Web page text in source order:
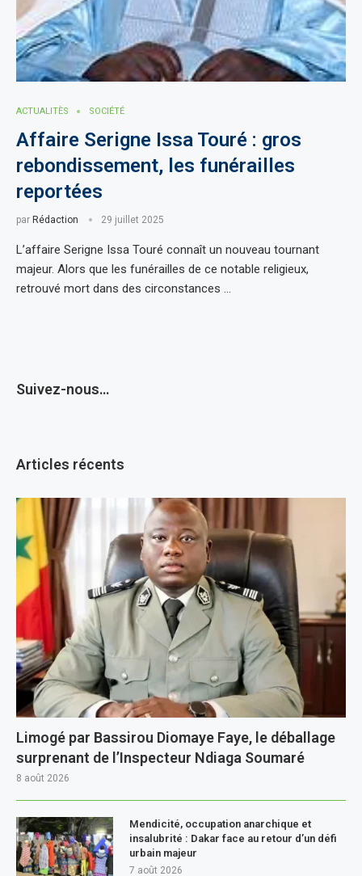
ACTUALITÈS SOCIÉTÉ
Affaire Serigne Issa Touré : gros
rebondissement, les funérailles
reportées
par Rédaction 29 juillet 2025
L’affaire Serigne Issa Touré connaît un nouveau tournant
majeur. Alors que les funérailles de ce notable religieux,
retrouvé mort dans des circonstances …
Suivez-nous…
Articles récents
Limogé par Bassirou Diomaye Faye, le déballage
surprenant de l’Inspecteur Ndiaga Soumaré
8 août 2026
Mendicité, occupation anarchique et
insalubrité : Dakar face au retour d’un défi
urbain majeur
7 août 2026